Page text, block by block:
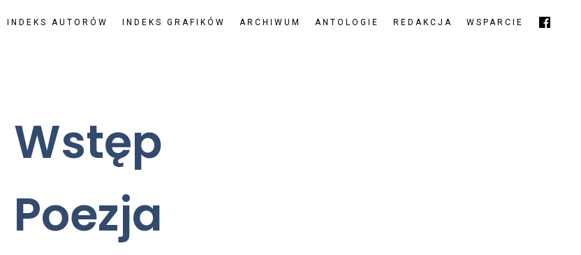
INDEKS AUTORÓW INDEKS GRAFIKÓW ARCHIWUM ANTOLOGIE REDAKCJA WSPARCIE
Wstęp
Poezja